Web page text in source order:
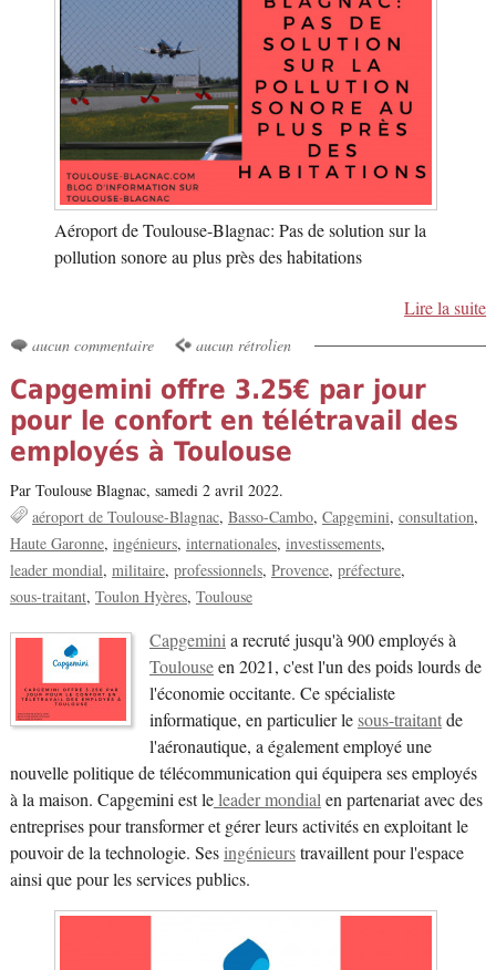
Aéroport de Toulouse-Blagnac: Pas de solution sur la
pollution sonore au plus près des habitations
Lire la suite
aucun commentaire aucun rétrolien
Capgemini offre 3.25€ par jour
pour le confort en télétravail des
employés à Toulouse
Par Toulouse Blagnac, samedi 2 avril 2022.
aéroport de Toulouse-Blagnac Basso-Cambo Capgemini consultation
Haute Garonne ingénieurs internationales investissements
leader mondial militaire professionnels Provence préfecture
sous-traitant Toulon Hyères Toulouse
Capgeminia recruté jusqu'à 900 employés à
Toulouseen 2021, c'est l'un des poids lourds de
l'économie occitante. Ce spécialiste
informatique, en particulier lesous-traitantde
l'aéronautique, a également employé une
nouvelle politique de télécommunication qui équipera ses employés
à la maison. Capgemini est leleader mondialen partenariat avec des
entreprises pour transformer et gérer leurs activités en exploitant le
pouvoir de la technologie. Sesingénieurstravaillent pour l'espace
ainsi que pour les services publics.